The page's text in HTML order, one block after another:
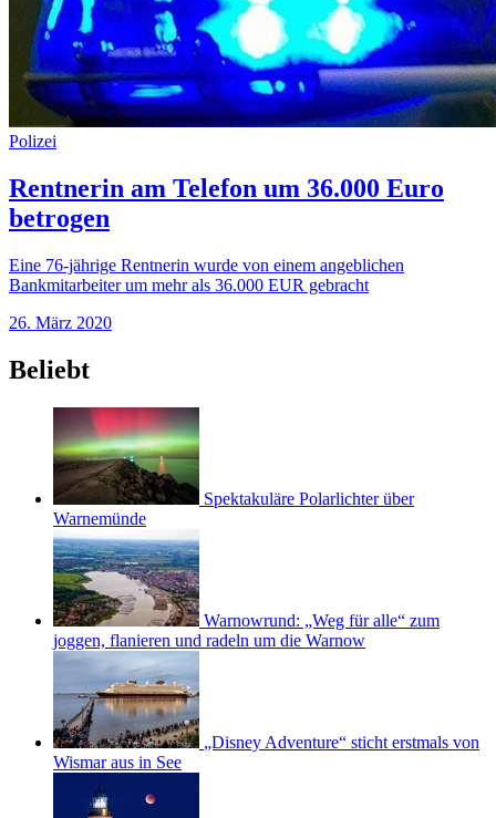
Polizei
Rentnerin am Telefon um 36.000 Euro
betrogen
Eine 76-jährige Rentnerin wurde von einem angeblichen
Bankmitarbeiter um mehr als 36.000 EUR gebracht
26. März 2020
Beliebt
Spektakuläre Polarlichter über
Warnemünde
Warnowrund: „Weg für alle“ zum
joggen, flanieren und radeln um die Warnow
„Disney Adventure“ sticht erstmals von
Wismar aus in See